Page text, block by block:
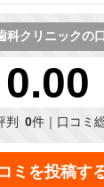
科クリニックの
0.00
判 0件｜口コミ
ミを投稿す